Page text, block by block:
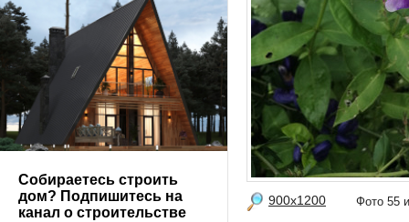
900x1200 Фото
Собираетесь строить
дом? Подпишитесь на
канал о строительстве